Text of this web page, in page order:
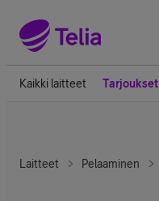
Kaikki laitteet Tarjoukset
Laitteet Pelaaminen